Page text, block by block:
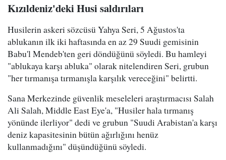
Kızıldeniz'deki Husi saldırıları
Husilerin askeri sözcüsü Yahya Seri, 5 Ağustos'ta
ablukanın ilk iki haftasında en az 29 Suudi gemisinin
Babu'l Mendeb'ten geri döndüğünü söyledi. Bu hamleyi
"ablukaya karşı abluka" olarak nitelendiren Seri, grubun
"her tırmanışa tırmanışla karşılık vereceğini" belirtti.
Sana Merkezinde güvenlik meseleleri araştırmacısı Salah
Ali Salah, Middle East Eye'a, "Husiler hala tırmanış
yönünde ilerliyor" dedi ve grubun "Suudi Arabistan'a karşı
deniz kapasitesinin bütün ağırlığını henüz
kullanmadığını" düşündüğünü söyledi.